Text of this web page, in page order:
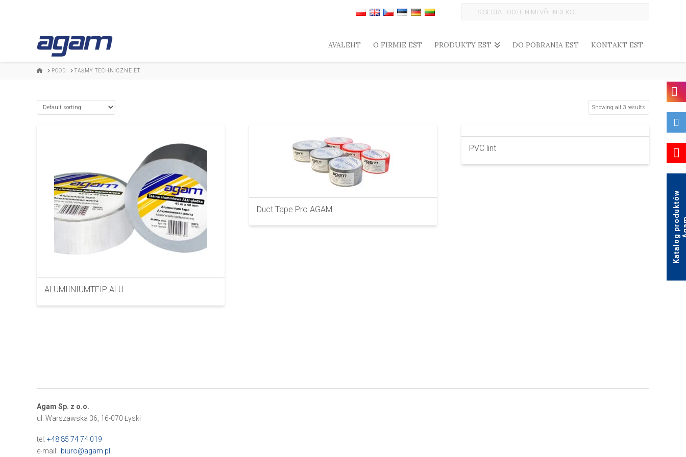
AVALEHT O FIRMIE EST PRODUKTY EST DO POBRANIA EST KONTAKT EST
HOMEPOOD TAŚMY TECHNICZNE ET
Showing all 3 results
ALUMIINIUMTEIP ALU
Duct Tape Pro AGAM
PVC lint
Agam Sp. z o.o.
ul. Warszawska 36, 16-070 Łyski
tel: +48 85 74 74 019
e-mail: biuro@agam.pl
K
a
t
a
l
o
g
p
r
o
d
u
k
t
ó
w
A
g
a